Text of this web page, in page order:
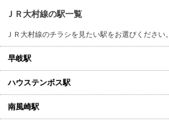
ＪＲ大村線の駅一覧
ＪＲ大村線のチラシを見たい駅をお選びください。
早岐駅
ハウステンボス駅
南風崎駅